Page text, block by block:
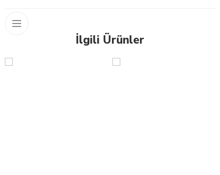
İlgili Ürünler